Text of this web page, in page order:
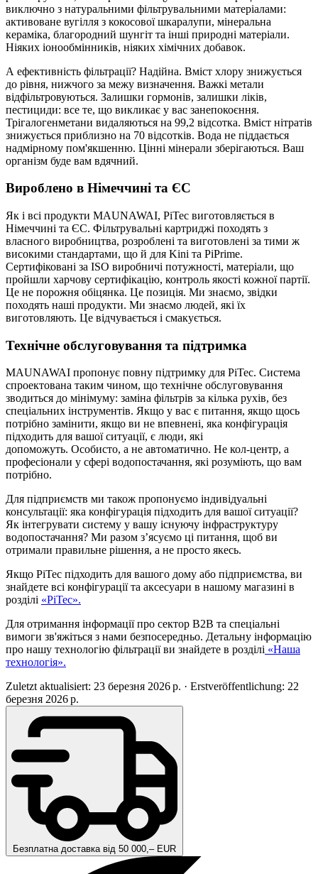
виключно з натуральними фільтрувальними матеріалами:
активоване вугілля з кокосової шкаралупи, мінеральна
кераміка, благородний шунгіт та інші природні матеріали.
Ніяких іонообмінників, ніяких хімічних добавок.
А ефективність фільтрації? Надійна. Вміст хлору знижується
до рівня, нижчого за межу визначення. Важкі метали
відфільтровуються. Залишки гормонів, залишки ліків,
пестициди: все те, що викликає у вас занепокоєння.
Трігалогенметани видаляються на 99,2 відсотка. Вміст нітратів
знижується приблизно на 70 відсотків. Вода не піддається
надмірному пом'якшенню. Цінні мінерали зберігаються. Ваш
організм буде вам вдячний.
Вироблено в Німеччині та ЄС
Як і всі продукти MAUNAWAI, PiTec виготовляється в
Німеччині та ЄС. Фільтрувальні картриджі походять з
власного виробництва, розроблені та виготовлені за тими ж
високими стандартами, що й для Kini та PiPrime.
Сертифіковані за ISO виробничі потужності, матеріали, що
пройшли харчову сертифікацію, контроль якості кожної партії.
Це не порожня обіцянка. Це позиція. Ми знаємо, звідки
походять наші продукти. Ми знаємо людей, які їх
виготовляють. Це відчувається і смакується.
Технічне обслуговування та підтримка
MAUNAWAI пропонує повну підтримку для PiTec. Система
спроектована таким чином, що технічне обслуговування
зводиться до мінімуму: заміна фільтрів за кілька рухів, без
спеціальних інструментів. Якщо у вас є питання, якщо щось
потрібно замінити, якщо ви не впевнені, яка конфігурація
підходить для вашої ситуації, є люди, які
допоможуть. Особисто, а не автоматично. Не кол-центр, а
професіонали у сфері водопостачання, які розуміють, що вам
потрібно.
Для підприємств ми також пропонуємо індивідуальні
консультації: яка конфігурація підходить для вашої ситуації?
Як інтегрувати систему у вашу існуючу інфраструктуру
водопостачання? Ми разом з’ясуємо ці питання, щоб ви
отримали правильне рішення, а не просто якесь.
Якщо PiTec підходить для вашого дому або підприємства, ви
знайдете всі конфігурації та аксесуари в нашому магазині в
розділі «PiTec».
Для отримання інформації про сектор B2B та спеціальні
вимоги зв'яжіться з нами безпосередньо. Детальну інформацію
про нашу технологію фільтрації ви знайдете в розділі «Наша
технологія».
Zuletzt aktualisiert: 23 березня 2026 р. · Erstveröffentlichung: 22
березня 2026 р.
Безплатна доставка від 50 000,– EUR